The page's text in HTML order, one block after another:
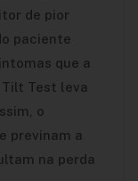
de pior
paciente
que a
Test leva
o
previnam a
na perda